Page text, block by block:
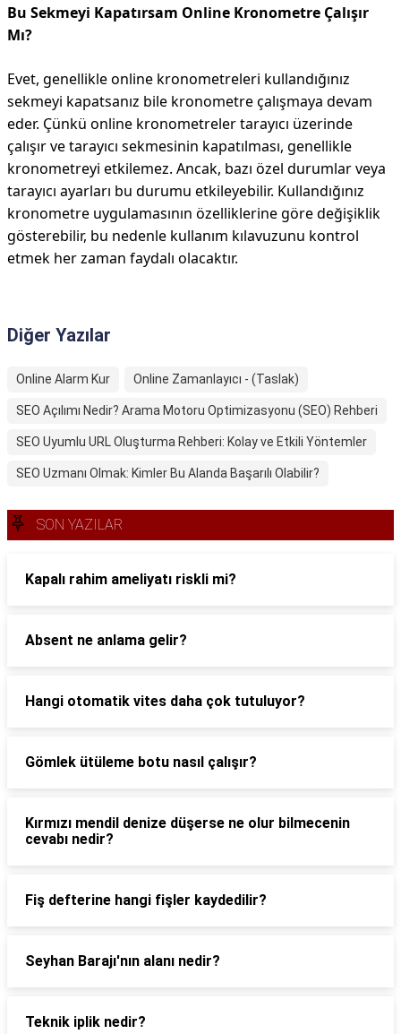
Bu Sekmeyi Kapatırsam Online Kronometre Çalışır
Mı?
Evet, genellikle online kronometreleri kullandığınız
sekmeyi kapatsanız bile kronometre çalışmaya devam
eder. Çünkü online kronometreler tarayıcı üzerinde
çalışır ve tarayıcı sekmesinin kapatılması, genellikle
kronometreyi etkilemez. Ancak, bazı özel durumlar veya
tarayıcı ayarları bu durumu etkileyebilir. Kullandığınız
kronometre uygulamasının özelliklerine göre değişiklik
gösterebilir, bu nedenle kullanım kılavuzunu kontrol
etmek her zaman faydalı olacaktır.
Diğer Yazılar
Online Alarm Kur Online Zamanlayıcı - (Taslak)
SEO Açılımı Nedir? Arama Motoru Optimizasyonu (SEO) Rehberi
SEO Uyumlu URL Oluşturma Rehberi: Kolay ve Etkili Yöntemler
SEO Uzmanı Olmak: Kimler Bu Alanda Başarılı Olabilir?
SON YAZILAR
Kapalı rahim ameliyatı riskli mi?
Absent ne anlama gelir?
Hangi otomatik vites daha çok tutuluyor?
Gömlek ütüleme botu nasıl çalışır?
Kırmızı mendil denize düşerse ne olur bilmecenin
cevabı nedir?
Fiş defterine hangi fişler kaydedilir?
Seyhan Barajı'nın alanı nedir?
Teknik iplik nedir?